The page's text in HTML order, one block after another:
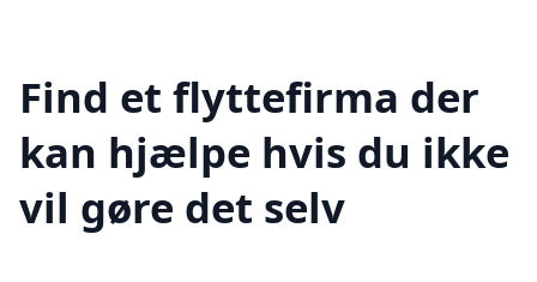
Find et flyttefirma der
kan hjælpe hvis du ikke
vil gøre det selv